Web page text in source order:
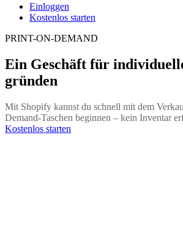
Einloggen
Kostenlos starten
PRINT-ON-DEMAND
Ein Geschäft für
gründen
Mit Shopify kannst du schnell mit dem
Demand-Taschen beginnen – kein Inventar
Kostenlos starten